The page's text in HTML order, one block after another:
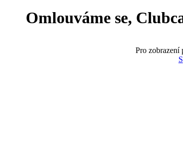
Omlouváme se,
Pro zobrazení